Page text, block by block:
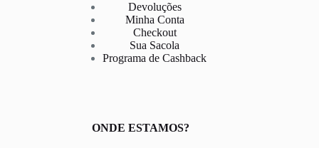
Devoluções
Minha Conta
Checkout
Sua Sacola
Programa de Cashback
ONDE ESTAMOS?